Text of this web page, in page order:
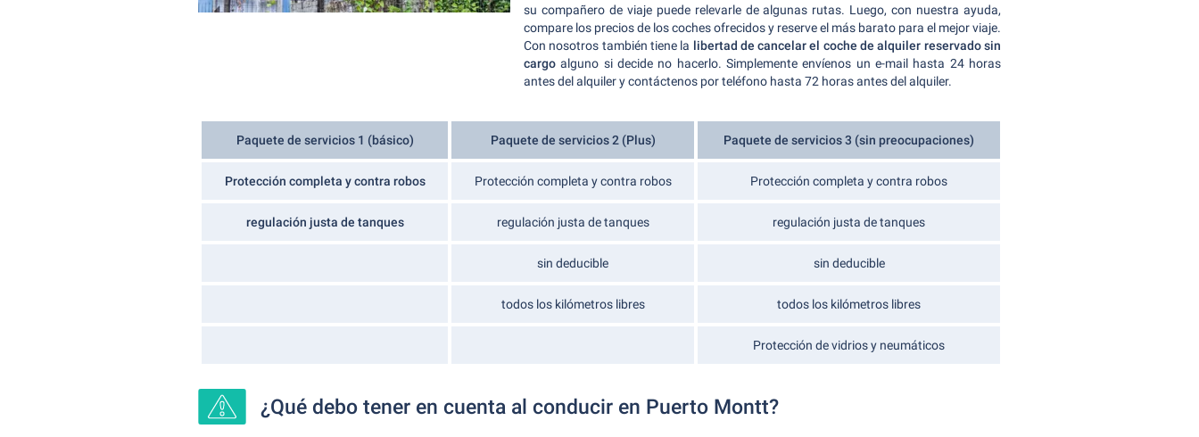
su compañero de viaje puede relevarle de algunas rutas. Luego, con nuestra ayuda,
compare los precios de los coches ofrecidos y reserve el más barato para el mejor viaje.
Con nosotros también tiene la libertad de cancelar el coche de alquiler reservado sin
cargo alguno si decide no hacerlo. Simplemente envíenos un e-mail hasta 24 horas
antes del alquiler y contáctenos por teléfono hasta 72 horas antes del alquiler.
Paquete de servicios 1 (básico) Paquete de servicios 2 (Plus) Paquete de servicios 3 (sin preocupaciones)
Protección completa y contra robos Protección completa y contra robos Protección completa y contra robos
regulación justa de tanques regulación justa de tanques regulación justa de tanques
sin deducible sin deducible
todos los kilómetros libres todos los kilómetros libres
Protección de vidrios y neumáticos
¿Qué debo tener en cuenta al conducir en Puerto Montt?